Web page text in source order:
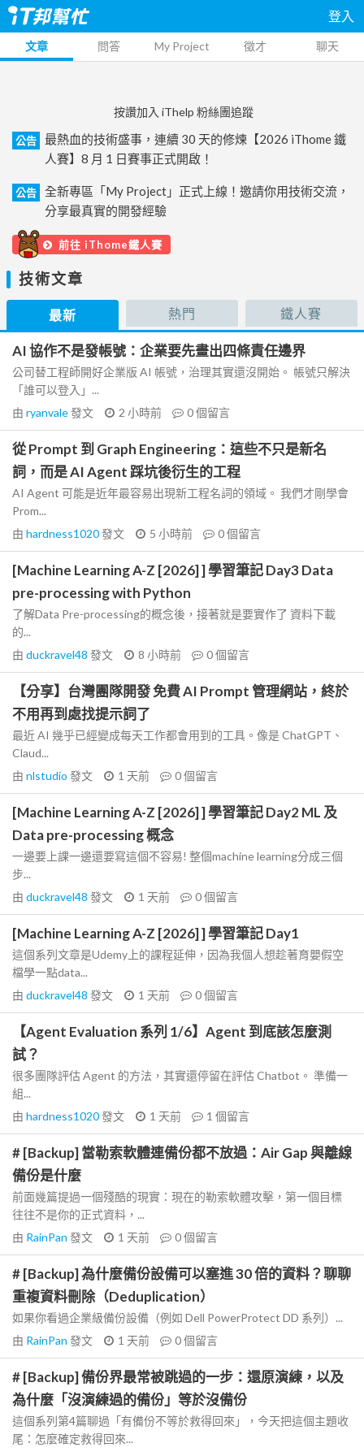
登入
文章 問答 My Project 徵才 聊天
按讚加入 iThelp 粉絲團追蹤
公告
最熱血的技術盛事，連續 30 天的修煉【2026 iThome 鐵
人賽】8 月 1 日賽事正式開啟！
公告
全新專區「My Project」正式上線！邀請你用技術交流，
分享最真實的開發經驗
前往 iThome鐵人賽
技術文章
最新 熱門 鐵人賽
AI 協作不是發帳號：企業要先畫出四條責任邊界
公司替工程師開好企業版 AI 帳號，治理其實還沒開始。 帳號只解決
「誰可以登入」...
由 ryanvale發文 2 小時前 0個留言
從 Prompt 到 Graph Engineering：這些不只是新名
詞，而是 AI Agent 踩坑後衍生的工程
AI Agent 可能是近年最容易出現新工程名詞的領域。 我們才剛學會
Prom...
由 hardness1020發文 5 小時前 0個留言
[Machine Learning A-Z [2026] ] 學習筆記 Day3 Data
pre-processing with Python
了解Data Pre-processing的概念後，接著就是要實作了 資料下載
的...
由 duckravel48 發文 8 小時前 0個留言
【分享】台灣團隊開發 免費 AI Prompt 管理網站，終於
不用再到處找提示詞了
最近 AI 幾乎已經變成每天工作都會用到的工具。像是 ChatGPT、
Claud...
由 nlstudio 發文 1 天前 0個留言
[Machine Learning A-Z [2026] ] 學習筆記 Day2 ML 及
Data pre-processing 概念
一邊要上課一邊還要寫這個不容易! 整個machine learning分成三個
步...
由 duckravel48 發文 1 天前 0個留言
[Machine Learning A-Z [2026] ] 學習筆記 Day1
這個系列文章是Udemy上的課程延伸，因為我個人想趁著育嬰假空
檔學一點data...
由 duckravel48 發文 1 天前 0個留言
【Agent Evaluation 系列 1/6】Agent 到底該怎麼測
試？
很多團隊評估 Agent 的方法，其實還停留在評估 Chatbot。 準備一
組...
由 hardness1020發文 1 天前 1 個留言
# [Backup] 當勒索軟體連備份都不放過：Air Gap 與離線
備份是什麼
前面幾篇提過一個殘酷的現實：現在的勒索軟體攻擊，第一個目標
往往不是你的正式資料，...
由 RainPan 發文 1 天前 0個留言
# [Backup] 為什麼備份設備可以塞進 30 倍的資料？聊聊
重複資料刪除（Deduplication）
如果你看過企業級備份設備（例如 Dell PowerProtect DD 系列）...
由 RainPan 發文 1 天前 0個留言
# [Backup] 備份界最常被跳過的一步：還原演練，以及
為什麼「沒演練過的備份」等於沒備份
這個系列第4篇聊過「有備份不等於救得回來」，今天把這個主題收
尾：怎麼確定救得回來...